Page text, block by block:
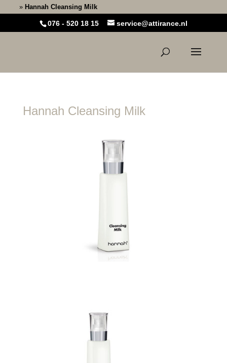
» Hannah Cleansing Milk
076 - 520 18 15 service@attirance.nl
Hannah Cleansing Milk